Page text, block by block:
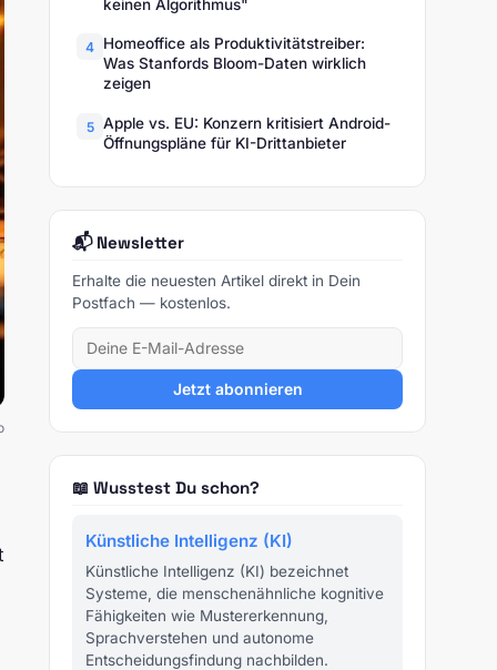
keinen Algorithmus"
4 Homeoffice als Produktivitätstreiber:
Was Stanfords Bloom-Daten wirklich
zeigen
5 Apple vs. EU: Konzern kritisiert Android-
Öffnungspläne für KI-Drittanbieter
📬 Newsletter
Erhalte die neuesten Artikel direkt in Dein
Postfach — kostenlos.
Jetzt abonnieren
📖 Wusstest Du schon?
Künstliche Intelligenz (KI)
Künstliche Intelligenz (KI) bezeichnet
Systeme, die menschenähnliche kognitive
Fähigkeiten wie Mustererkennung,
Sprachverstehen und autonome
Entscheidungsfindung nachbilden.